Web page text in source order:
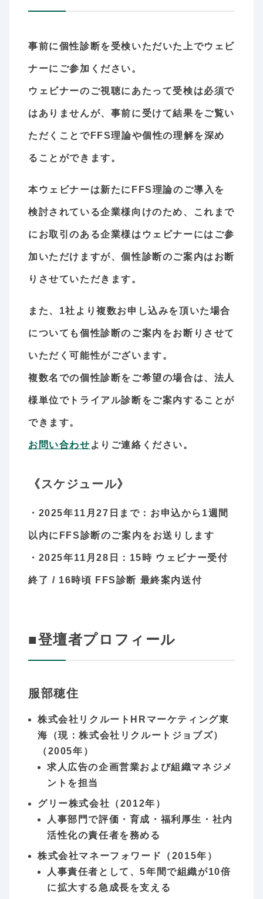
事前に個性診断を受検いただいた上でウェビ
ナーにご参加ください。
ウェビナーのご視聴にあたって受検は必須で
はありませんが、事前に受けて結果をご覧い
ただくことでFFS理論や個性の理解を深め
ることができます。
本ウェビナーは新たにFFS理論のご導入を
検討されている企業様向けのため、これまで
にお取引のある企業様はウェビナーにはご参
加いただけますが、個性診断のご案内はお断
りさせていただきます。
また、1社より複数お申し込みを頂いた場合
についても個性診断のご案内をお断りさせて
いただく可能性がございます。
複数名での個性診断をご希望の場合は、法人
様単位でトライアル診断をご案内することが
できます。
お問い合わせ よりご連絡ください。
《スケジュール》
・2025年11月27日まで：お申込から1週間
以内にFFS診断のご案内をお送りします
・2025年11月28日：15時 ウェビナー受付
終了 / 16時頃 FFS診断 最終案内送付
■登壇者プロフィール
服部穂住
株式会社リクルートHRマーケティング東
海（現：株式会社リクルートジョブズ）
（2005年）
求人広告の企画営業および組織マネジメ
ントを担当
グリー株式会社（2012年）
人事部門で評価・育成・福利厚生・社内
活性化の責任者を務める
株式会社マネーフォワード（2015年）
人事責任者として、5年間で組織が10倍
に拡大する急成長を支える